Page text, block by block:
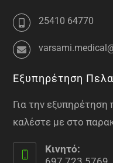
25410 64770
Εξυπηρέτηση
Για την
καλέστε με στο
Κινητό: